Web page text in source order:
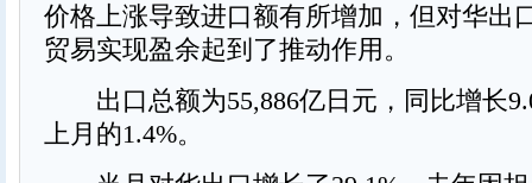
价格上涨导致进口额有所增加，但对华出
贸易实现盈余起到了推动作用。
出口总额为55,886亿日元，同比增长
上月的1.4%。